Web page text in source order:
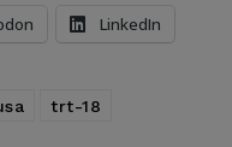
LinkedIn
trt-18